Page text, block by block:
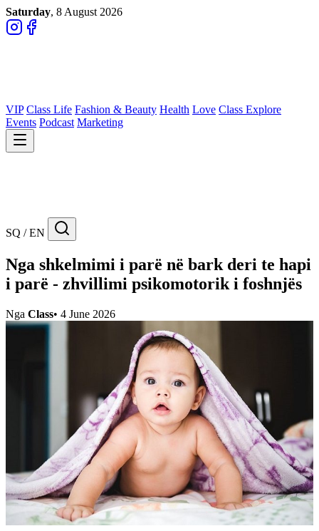
Saturday, 8 August 2026
VIP Class Life Fashion & Beauty Health Love Class Explore
Events Podcast Marketing
SQ / EN
Nga shkelmimi i parë në bark deri te hapi
i parë - zhvillimi psikomotorik i foshnjës
Nga Class• 4 June 2026